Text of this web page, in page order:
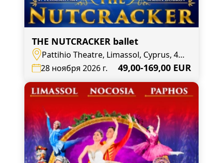
THE NUTCRACKER ballet
Pattihio Theatre, Limassol, Cyprus, 4,
Agias Zonis
28 ноября 2026 г. 49,00-169,00 EUR